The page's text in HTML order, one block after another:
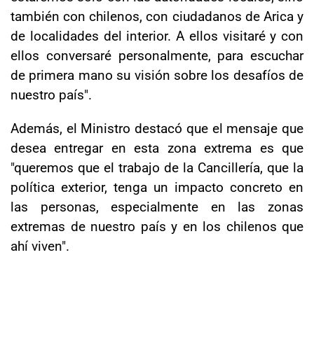
también con chilenos, con ciudadanos de Arica y
de localidades del interior. A ellos visitaré y con
ellos conversaré personalmente, para escuchar
de primera mano su visión sobre los desafíos de
nuestro país".
Además, el Ministro destacó que el mensaje que
desea entregar en esta zona extrema es que
"queremos que el trabajo de la Cancillería, que la
política exterior, tenga un impacto concreto en
las personas, especialmente en las zonas
extremas de nuestro país y en los chilenos que
ahí viven".